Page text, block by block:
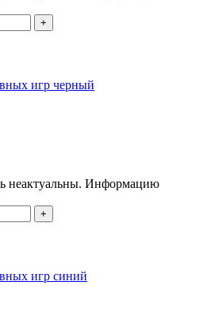
+
игр черный
неактуальны. Информацию
+
игр синий